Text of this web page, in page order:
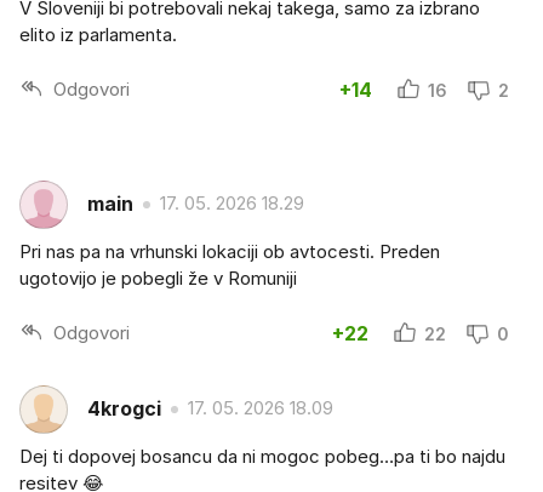
V Sloveniji bi potrebovali nekaj takega, samo za izbrano
elito iz parlamenta.
Odgovori +14 16 2
main 17. 05. 2026 18.29
Pri nas pa na vrhunski lokaciji ob avtocesti. Preden
ugotovijo je pobegli že v Romuniji
Odgovori +22 22 0
4krogci 17. 05. 2026 18.09
Dej ti dopovej bosancu da ni mogoc pobeg…pa ti bo najdu
resitev 😂